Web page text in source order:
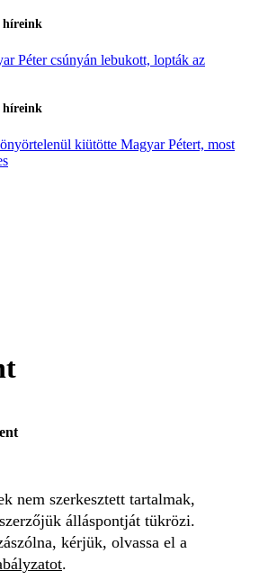
híreink
Péter csúnyán lebukott, lopták az
híreink
kiütötte Magyar Pétert, most
nem szerkesztett tartalmak,
álláspontját tükrözi.
kérjük, olvassa el a
.